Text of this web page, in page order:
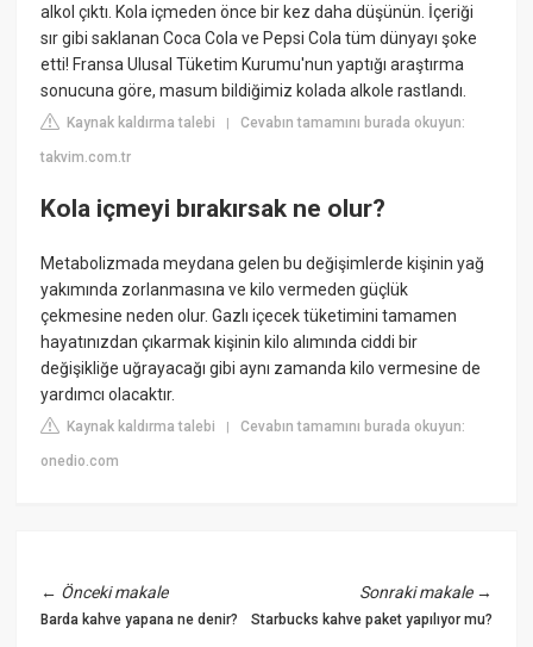
alkol çıktı. Kola içmeden önce bir kez daha düşünün. İçeriği
sır gibi saklanan Coca Cola ve Pepsi Cola tüm dünyayı şoke
etti! Fransa Ulusal Tüketim Kurumu'nun yaptığı araştırma
sonucuna göre, masum bildiğimiz kolada alkole rastlandı.
Kaynak kaldırma talebi |Cevabın tamamını burada okuyun:
takvim.com.tr
Kola içmeyi bırakırsak ne olur?
Metabolizmada meydana gelen bu değişimlerde kişinin yağ
yakımında zorlanmasına ve kilo vermeden güçlük
çekmesine neden olur. Gazlı içecek tüketimini tamamen
hayatınızdan çıkarmak kişinin kilo alımında ciddi bir
değişikliğe uğrayacağı gibi aynı zamanda kilo vermesine de
yardımcı olacaktır.
Kaynak kaldırma talebi |Cevabın tamamını burada okuyun:
onedio.com
← Önceki makale
Barda kahve yapana ne denir?
Sonraki makale→
Starbucks kahve paket yapılıyor mu?